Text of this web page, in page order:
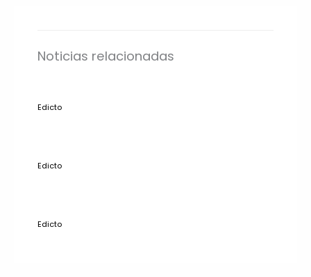
Noticias relacionadas
Edicto
Edicto
Edicto